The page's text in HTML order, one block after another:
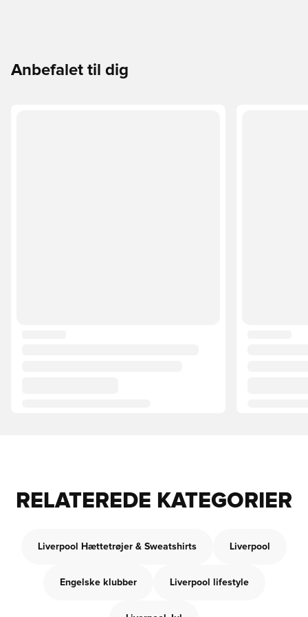
Anbefalet til dig
RELATEREDE KATEGORIER
Liverpool Hættetrøjer & Sweatshirts Liverpool
Engelske klubber Liverpool lifestyle